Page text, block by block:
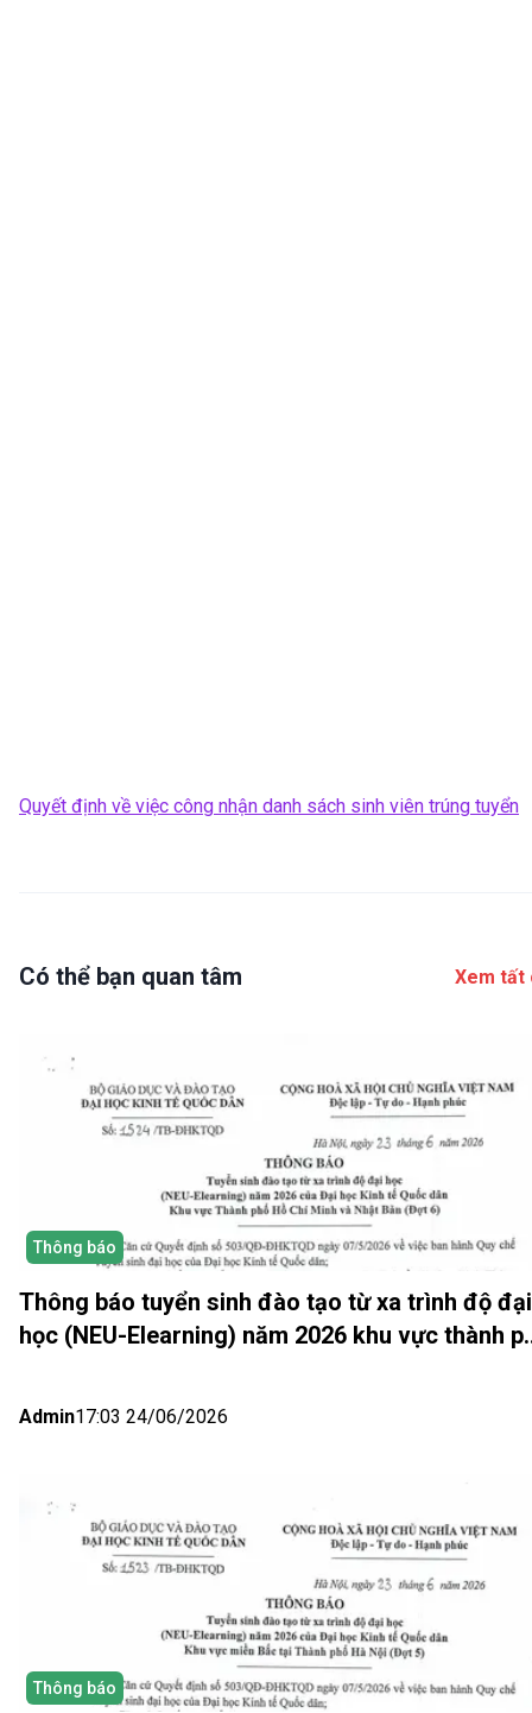
Quyết định về việc công nhận danh sách sinh viên trúng tuyển
Có thể bạn quan tâm Xem tất
Thông báo
Thông báo tuyển sinh đào tạo từ xa trình độ đại
học (NEU-Elearning) năm 2026 khu vực thành
Admin17:03 24/06/2026
Thông báo